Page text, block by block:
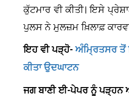
ਕੁੱਟਮਾਰ ਵੀ ਕੀਤੀ। ਇਸੇ
ਪੁਲਸ ਨੇ ਮੁਲਜ਼ਮ ਖ਼ਿਲਾਫ਼
ਇਹ ਵੀ ਪੜ੍ਹੋ-ਅੰਮ੍ਰਿਤਸਰ ਤੋਂ
ਕੀਤਾ ਉਦਘਾਟਨ
ਜਗ ਬਾਣੀ ਈ-ਪੇਪਰ ਨੂੰ